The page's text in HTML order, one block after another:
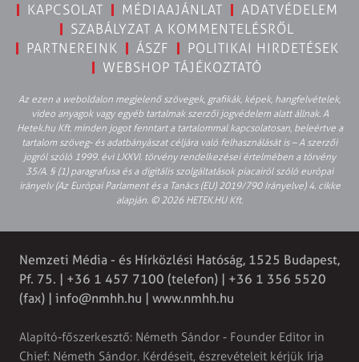
KAPCSOLAT MÉDIAAJÁNLAT
ADATVÉDELEM
SZABÁLYZAT A KOMMENTELÉSRŐL
PARTNEREINK
ÁSZF
POLITIKAI HIRDETÉSEK
WEBSHOP TÁJÉKOZTATÓ
Az ezen a weboldalon megjelenő szövegek, grafikák, képek, hangfelvételek,
video anyagok vagy egyéb tartalmak szerzői jogvédelem alatt állnak. A
Hetek.hu Kft. minden jogot fenntart a tartalommal kapcsolatosan, beleértve a
tartalom szöveg- és adatbányászat céljára való felhasználását is – A szerzői
jogról szóló 1999. évi LXXVI. törvény rendelkezései értelmében a törvény
35/A. § (1) paragrafusa és a digitális szolgáltatások piacairól szóló európai
irányelv (Az Európai Parlament és a Tanács (EU) 2019/790 Irányelve) 4. cikke
alapján. © 2026 HETEK.HU Kft.
Nemzeti Média - és Hírközlési Hatóság, 1525 Budapest,
Pf. 75. | +36 1 457 7100 (telefon) | +36 1 356 5520
(fax) | info@nmhh.hu | www.nmhh.hu
Alapító-főszerkesztő: Németh Sándor - Founder Editor in
Chief: Németh Sándor. Kérdéseit, észrevételeit kérjük írja